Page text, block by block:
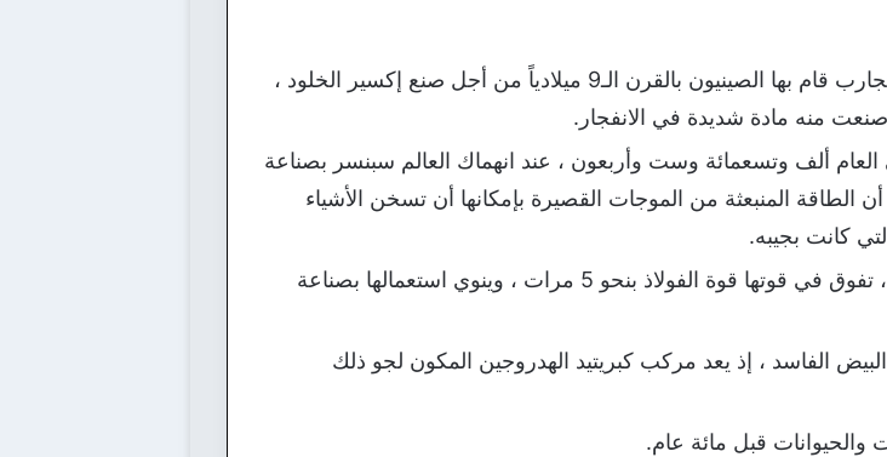
هل تعلم بأن أصل اختراع مادة البارود كان بسبب تجارب قام بها الصينيون بالقرن الـ9 ميلادياً من أجل صنع إكسير الخلود ،
منه مادة شديدة في الانفجار.
ألف وتسعمائة وست وأربعون ، عند انهماك العالم سبنسر بصناعة
الطاقة المنبعثة من الموجات القصيرة بإمكانها أن تسخن الأشياء
كانت بجيبه.
هل تعلم بأنه تم اكتشاف ألياف هايدروجيل هلامية ، تفوق في قوتها قوة الفولاذ بنحو 5 مرات ، وينوي استعمالها بصناعة
الفاسد ، إذ يعد مركب كبريتيد الهدروجين المكون لجو ذلك
قبل مائة عام.